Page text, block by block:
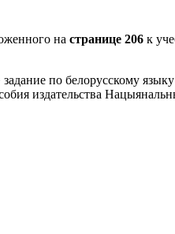
на странице 206 к
по белорусскому
издательства